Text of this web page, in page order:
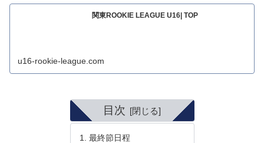
関東ROOKIE LEAGUE U16| TOP
u16-rookie-league.com
目次
最終節日程